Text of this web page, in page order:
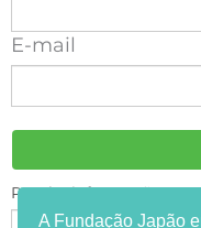
E-mail
Receba informações
A Fundação Japão